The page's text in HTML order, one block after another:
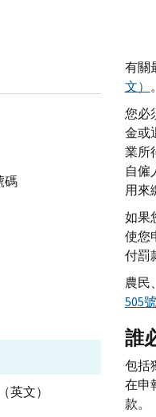
碼
英文）
有關
文） 。
您必
金或
業所
自僱
用來
如果
使您
付罰
農民
505
誰
包括
在申
款。